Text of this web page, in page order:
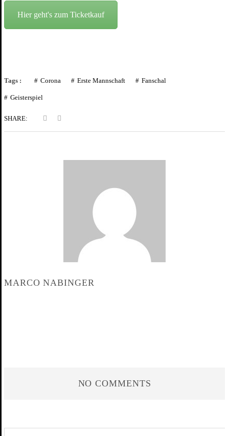
Hier geht's zum Ticketkauf
Tags : Corona Erste Mannschaft Fanschal
Geisterspiel
SHARE:
MARCO NABINGER
NO COMMENTS